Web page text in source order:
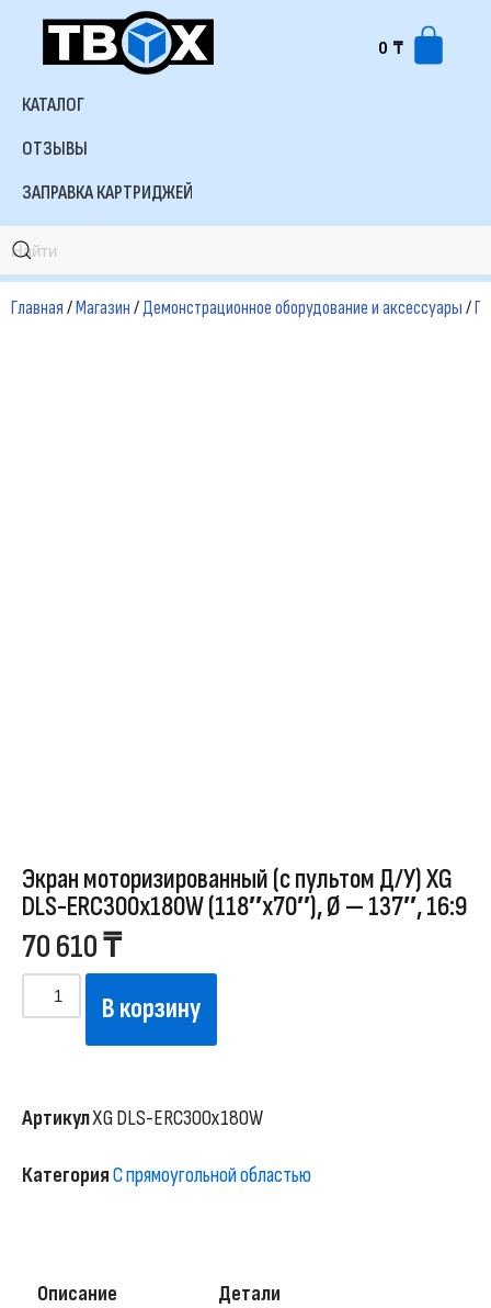
Перейти
содержимому
0 ₸
КАТАЛОГ
ОТЗЫВЫ
ЗАПРАВКА КАРТРИДЖЕЙ
Главная/Магазин/Демонстрационное оборудование и аксессуары/
Экран моторизированный (с пультом Д/У) XG
DLS-ERC300x180W (118″х70″), Ø — 137″, 16:9
70 610₸
В корзину
АртикулXG DLS-ERC300x180W
КатегорияС прямоугольной областью
Описание Детали